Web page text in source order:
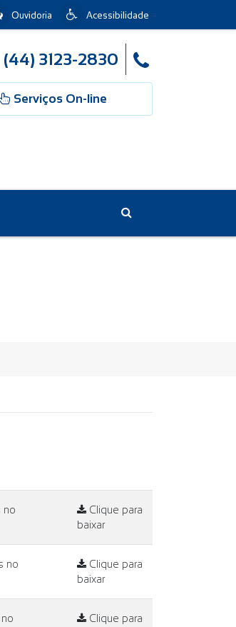
Acessibilidade
Ouvidoria
(44) 3123-2830
Serviços On-line
no
Clique para
baixar
no
Clique para
baixar
Clique para